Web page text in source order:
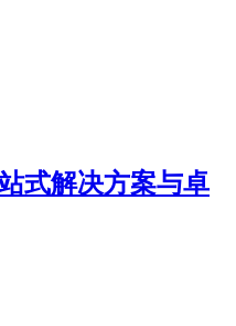
式解决方案与卓